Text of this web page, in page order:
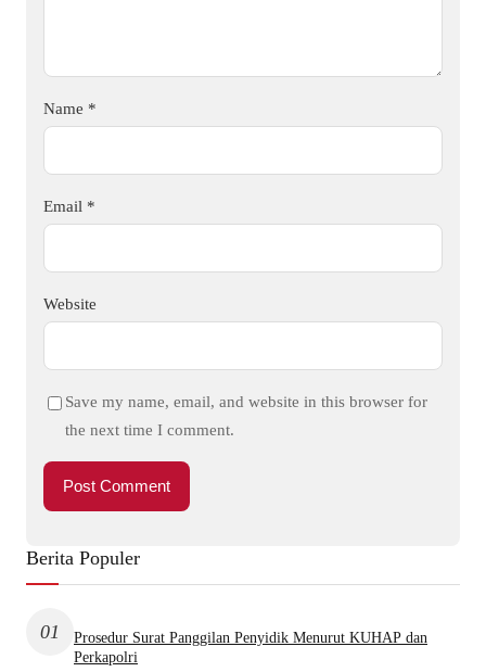
Name *
Email *
Website
Save my name, email, and website in this browser for
the next time I comment.
Berita Populer
01
Prosedur Surat Panggilan Penyidik Menurut KUHAP dan
Perkapolri